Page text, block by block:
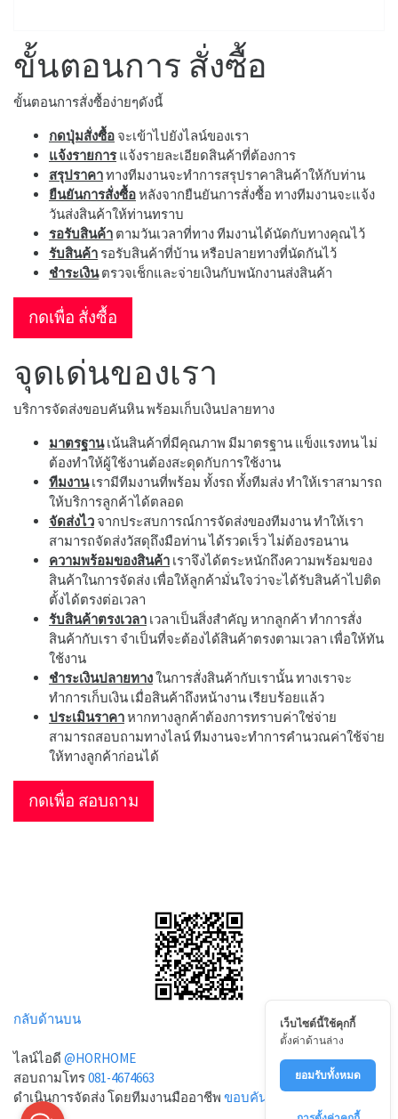
ขั้นตอนการ สั่งซื้อ
ขั้นตอนการสั่งซื้อง่ายๆดังนี้
กดปุ่มสั่งซื้อ จะเข้าไปยังไลน์ของเรา
แจ้งรายการแจ้งรายละเอียดสินค้าที่ต้องการ
สรุปราคาทางทีมงานจะทำการสรุปราคาสินค้าให้กับท่าน
ยืนยันการสั่งซื้อหลังจากยืนยันการสั่งซื้อ ทางทีมงานจะแจ้ง
วันส่งสินค้าให้ท่านทราบ
รอรับสินค้า ตามวันเวลาที่ทาง ทีมงานได้นัดกับทางคุณไว้
รับสินค้า รอรับสินค้าที่บ้าน หรือปลายทางที่นัดกันไว้
ชำระเงินตรวจเช็กและจ่ายเงินกับพนักงานส่งสินค้า
กดเพื่อ สั่งซื้อ
จุดเด่นของเรา
บริการจัดส่งขอบคันหิน พร้อมเก็บเงินปลายทาง
มาตรฐานเน้นสินค้าที่มีคุณภาพ มีมาตรฐาน แข็งแรงทน ไม่
ต้องทำให้ผู้ใช้งานต้องสะดุดกับการใช้งาน
ทีมงานเรามีทีมงานที่พร้อม ทั้งรถ ทั้งทีมส่ง ทำให้เราสามารถ
ให้บริการลูกค้าได้ตลอด
จัดส่งไว จากประสบการณ์การจัดส่งของทีมงาน ทำให้เรา
สามารถจัดส่งวัสดุถึงมือท่าน ได้รวดเร็ว ไม่ต้องรอนาน
ความพร้อมของสินค้า เราจึงได้ตระหนักถึงความพร้อมของ
สินค้าในการจัดส่ง เพื่อให้ลูกค้ามั่นใจว่าจะได้รับสินค้าไปติด
ตั้งได้ตรงต่อเวลา
รับสินค้าตรงเวลา เวลาเป็นสิ่งสำคัญ หากลูกค้า ทำการสั่ง
สินค้ากับเรา จำเป็นที่จะต้องได้สินค้าตรงตามเวลา เพื่อให้ทัน
ใช้งาน
ชำระเงินปลายทางในการสั่งสินค้ากับเรานั้น ทางเราจะ
ทำการเก็บเงิน เมื่อสินค้าถึงหน้างาน เรียบร้อยแล้ว
ประเมินราคาหากทางลูกค้าต้องการทราบค่าใช่จ่าย
สามารถสอบถามทางไลน์ ทีมงานจะทำการคำนวณค่าใช้จ่าย
ให้ทางลูกค้าก่อนได้
กดเพื่อ สอบถาม
กลับด้านบน
ไลน์ไอดี @HORHOME
สอบถามโทร081-4674663
ดำเนินการจัดส่ง โดยทีมงานมืออาชีพ ขอบคันหิน.com
เว็บไซต์นี้ใช้คุกกี้
ตั้งค่าด้านล่าง
ยอมรับทั้งหมด